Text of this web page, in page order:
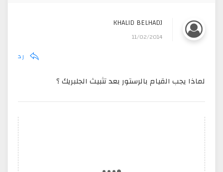
KHALID BELHADJ
11/02/2014
رد
لماذا يجب القيام بالرستور بعد تثبيث الجلبريك ؟